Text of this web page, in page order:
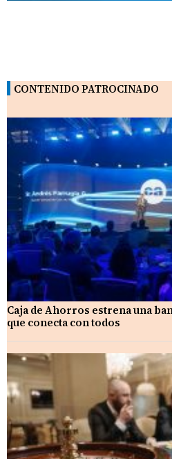
CONTENIDO PATROCINADO
Caja de Ahorros estrena una
que conecta con todos